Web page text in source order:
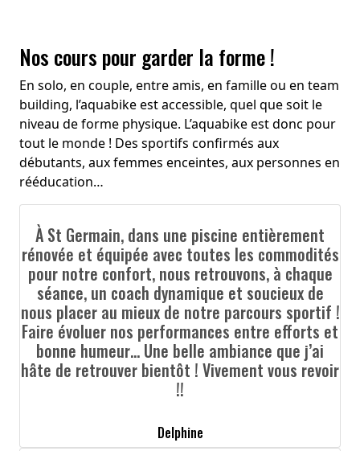
Nos cours pour garder la forme !
En solo, en couple, entre amis, en famille ou en team
building, l’aquabike est accessible, quel que soit le
niveau de forme physique. L’aquabike est donc pour
tout le monde ! Des sportifs confirmés aux
débutants, aux femmes enceintes, aux personnes en
rééducation…
À St Germain, dans une piscine entièrement
rénovée et équipée avec toutes les commodités
pour notre confort, nous retrouvons, à chaque
séance, un coach dynamique et soucieux de
nous placer au mieux de notre parcours sportif !
Faire évoluer nos performances entre efforts et
bonne humeur… Une belle ambiance que j’ai
hâte de retrouver bientôt ! Vivement vous revoir
!!
Delphine